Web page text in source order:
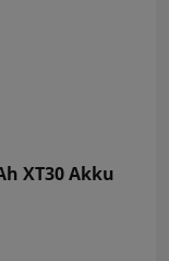
XT30 Akku